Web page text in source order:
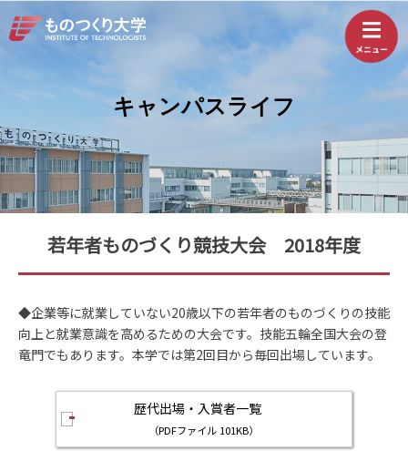
キャンパスライフ
若年者ものづくり競技大会 2018年度
◆企業等に就業していない20歳以下の若年者のものづくりの技能
向上と就業意識を高めるための大会です。技能五輪全国大会の登
竜門でもあります。本学では第2回目から毎回出場しています。
歴代出場・入賞者一覧
（PDFファイル 101KB）